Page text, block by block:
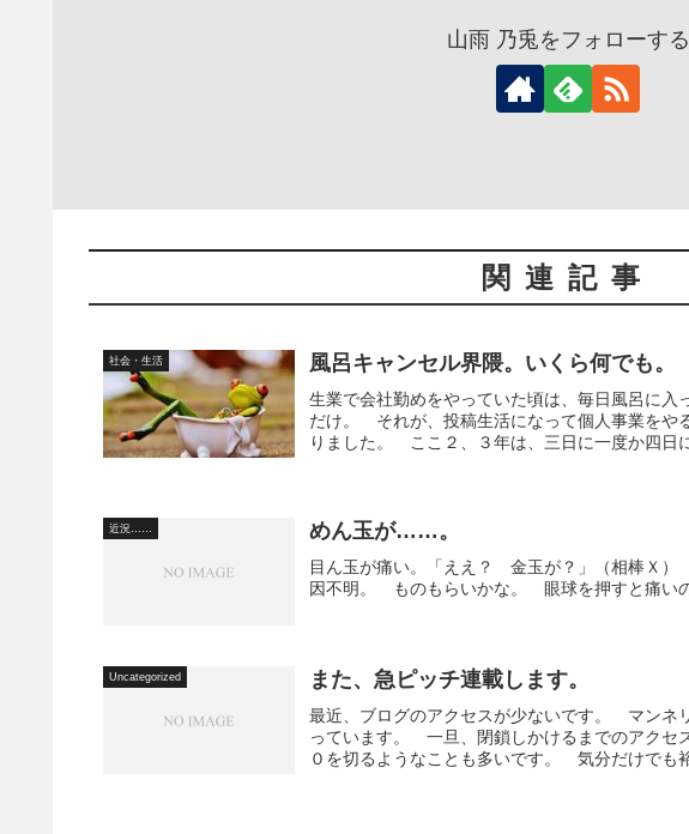
山雨 乃兎をフォローする
関連記事
社会・生活 風呂キャンセル界隈。いくら何でも。
生業で会社勤めをやっていた頃は、毎日風呂に
だけ。 それが、投稿生活になって個人事業をや
りました。 ここ２、３年は、三日に一度か四日
近況…… めん玉が……。
目ん玉が痛い。「ええ？ 金玉が？」（相棒Ｘ
因不明。 ものもらいかな。 眼球を押すと痛いの
Uncategorized また、急ピッチ連載します。
最近、ブログのアクセスが少ないです。 マンネ
っています。 一旦、閉鎖しかけるまでのアクセ
０を切るようなことも多いです。 気分だけでも